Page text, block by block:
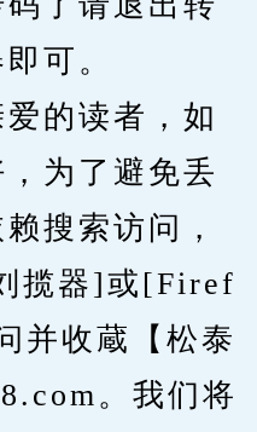
可。
的读者，如
为了避免丢
搜索访问，
揽器]或[Firef
并收蔵【松泰
。我们将